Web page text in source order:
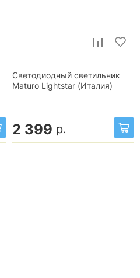
Светодиодный светильник
Maturo Lightstar (Италия)
2 399 р.